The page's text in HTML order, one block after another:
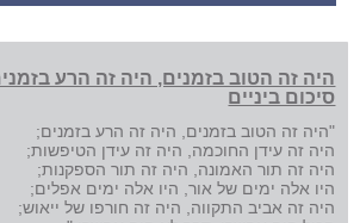
היה זה הטוב בזמנים, היה זה הרע
סיכום ביניים
"היה זה הטוב בזמנים, היה זה הרע בזמנים;
היה זה עידן החוכמה, היה זה עידן הטיפשות;
היה זה תור האמונה, היה זה תור הספקנות;
היו אלה ימים של אור, היו אלה ימים אפלים;
היה זה אביב התקווה, היה זה חורפו של ייאוש;